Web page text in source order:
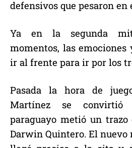
defensivos que pesaron
Ya en la segunda
momentos, las
ir al frente para ir por los
Pasada la hora de
Martínez se
paraguayo metió un
Darwin Quintero. El nuevo